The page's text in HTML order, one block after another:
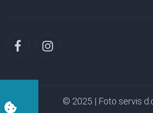
© 2025 | Foto servis